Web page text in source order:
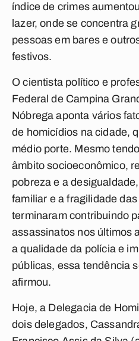
índice de crimes
lazer, onde se concentra
pessoas em bares e
festivos.
O cientista político e
Federal de Campina
Nóbrega aponta vários
de homicídios na cidade,
médio porte. Mesmo
âmbito socioeconômico,
pobreza e a
familiar e a fragilidade
terminaram contribuindo
assassinatos nos últimos
a qualidade da polícia e
públicas, essa tendência
afirmou.
Hoje, a Delegacia de
dois delegados,